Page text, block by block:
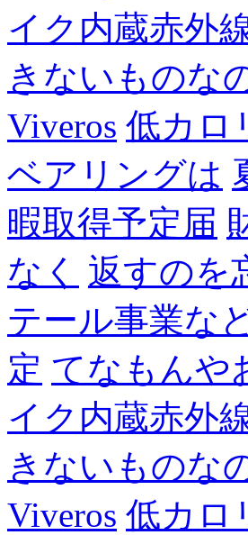
イク内蔵赤外
きないものな
Viveros 低カロ
ベアリングは
暇取得予定届
なく
返すのを
テール事業な
定 てなもんや
イク内蔵赤外
きないものな
Viveros 低カロ